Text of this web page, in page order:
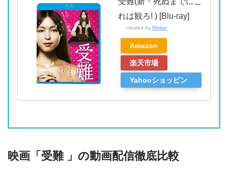
れは観ろ! ) [Blu-ray]
created by Rinker
Amazon
楽天市場
Yahooショッピン
映画「受難 」の動画配信徹底比較